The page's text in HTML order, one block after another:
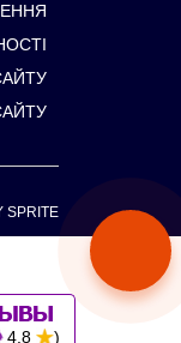
SPRITE
4.8 )